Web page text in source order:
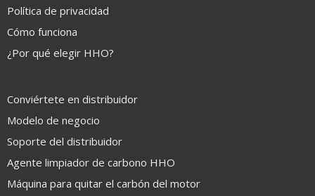
Política de privacidad
Cómo funciona
¿Por qué elegir HHO?
Conviértete en distribuidor
Modelo de negocio
Soporte del distribuidor
Agente limpiador de carbono HHO
Máquina para quitar el carbón del motor